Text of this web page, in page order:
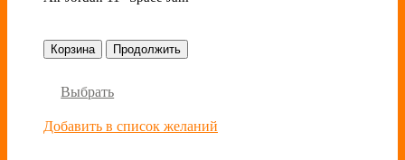
Корзина Продолжить
Выбрать
Добавить в список желаний